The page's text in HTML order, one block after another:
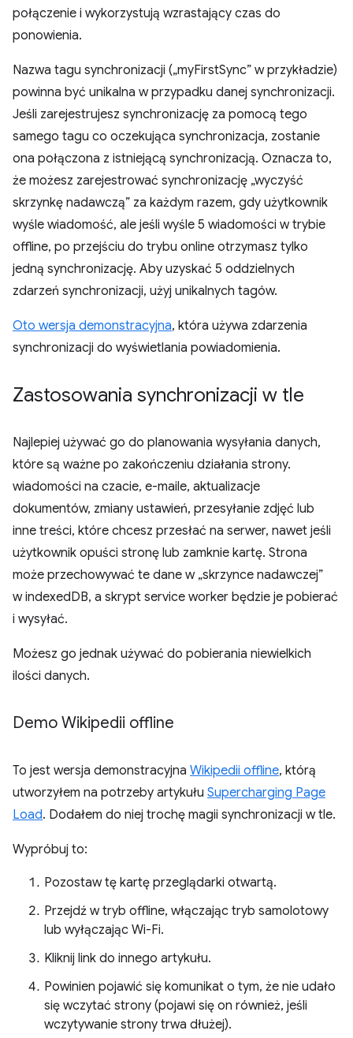
połączenie i wykorzystują wzrastający czas do
ponowienia.
Nazwa tagu synchronizacji („myFirstSync” w przykładzie)
powinna być unikalna w przypadku danej synchronizacji.
Jeśli zarejestrujesz synchronizację za pomocą tego
samego tagu co oczekująca synchronizacja, zostanie
ona połączona z istniejącą synchronizacją. Oznacza to,
że możesz zarejestrować synchronizację „wyczyść
skrzynkę nadawczą” za każdym razem, gdy użytkownik
wyśle wiadomość, ale jeśli wyśle 5 wiadomości w trybie
offline, po przejściu do trybu online otrzymasz tylko
jedną synchronizację. Aby uzyskać 5 oddzielnych
zdarzeń synchronizacji, użyj unikalnych tagów.
Oto wersja demonstracyjna, która używa zdarzenia
synchronizacji do wyświetlania powiadomienia.
Zastosowania synchronizacji w tle
Najlepiej używać go do planowania wysyłania danych,
które są ważne po zakończeniu działania strony.
wiadomości na czacie, e-maile, aktualizacje
dokumentów, zmiany ustawień, przesyłanie zdjęć lub
inne treści, które chcesz przesłać na serwer, nawet jeśli
użytkownik opuści stronę lub zamknie kartę. Strona
może przechowywać te dane w „skrzynce nadawczej”
w indexedDB, a skrypt service worker będzie je pobierać
i wysyłać.
Możesz go jednak używać do pobierania niewielkich
ilości danych.
Demo Wikipedii offline
To jest wersja demonstracyjna Wikipedii offline, którą
utworzyłem na potrzeby artykułu Supercharging Page
Load. Dodałem do niej trochę magii synchronizacji w tle.
Wypróbuj to:
Pozostaw tę kartę przeglądarki otwartą.
Przejdź w tryb offline, włączając tryb samolotowy
lub wyłączając Wi-Fi.
Kliknij link do innego artykułu.
Powinien pojawić się komunikat o tym, że nie udało
się wczytać strony (pojawi się on również, jeśli
wczytywanie strony trwa dłużej).